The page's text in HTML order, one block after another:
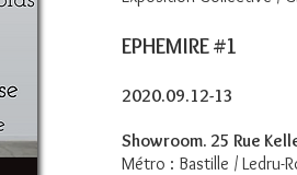
EPHEMIRE #1
2020.09.12-13
Showroom. 25 Rue
Métro : Bastille / Ledru-